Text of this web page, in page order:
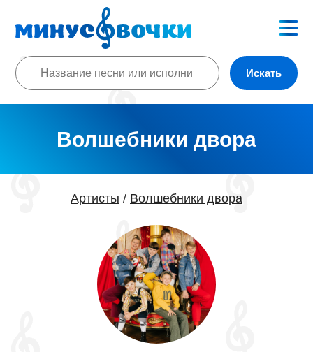
Искать
Волшебники двора
Артисты / Волшебники двора